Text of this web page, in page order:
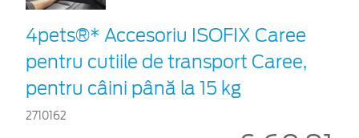
4pets®* Accesoriu ISOFIX Caree
pentru cutiile de transport Caree,
pentru câini până la 15 kg
2710162